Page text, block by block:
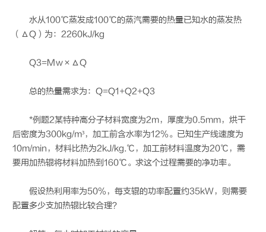
水从100℃蒸发成100℃的蒸汽需要的热量已知水的蒸发热
（ΔQ）为：2260kJ/kg
Q3=Mw×ΔQ
总的热量需求为：Q=Q1+Q2+Q3
*例题2某特种高分子材料宽度为2m，厚度为0.5mm，烘干
后密度为300kg/m³，加工前含水率为12%。已知生产线速度为
10m/min，材料比热为2kJ/kg.℃，加工前材料温度为20℃，需
要用加热辊将材料加热到160℃。求这个过程需要的净功率。
假设热利用率为50%，每支辊的功率配置约35kW，则需要
配置多少支加热辊比较合理？